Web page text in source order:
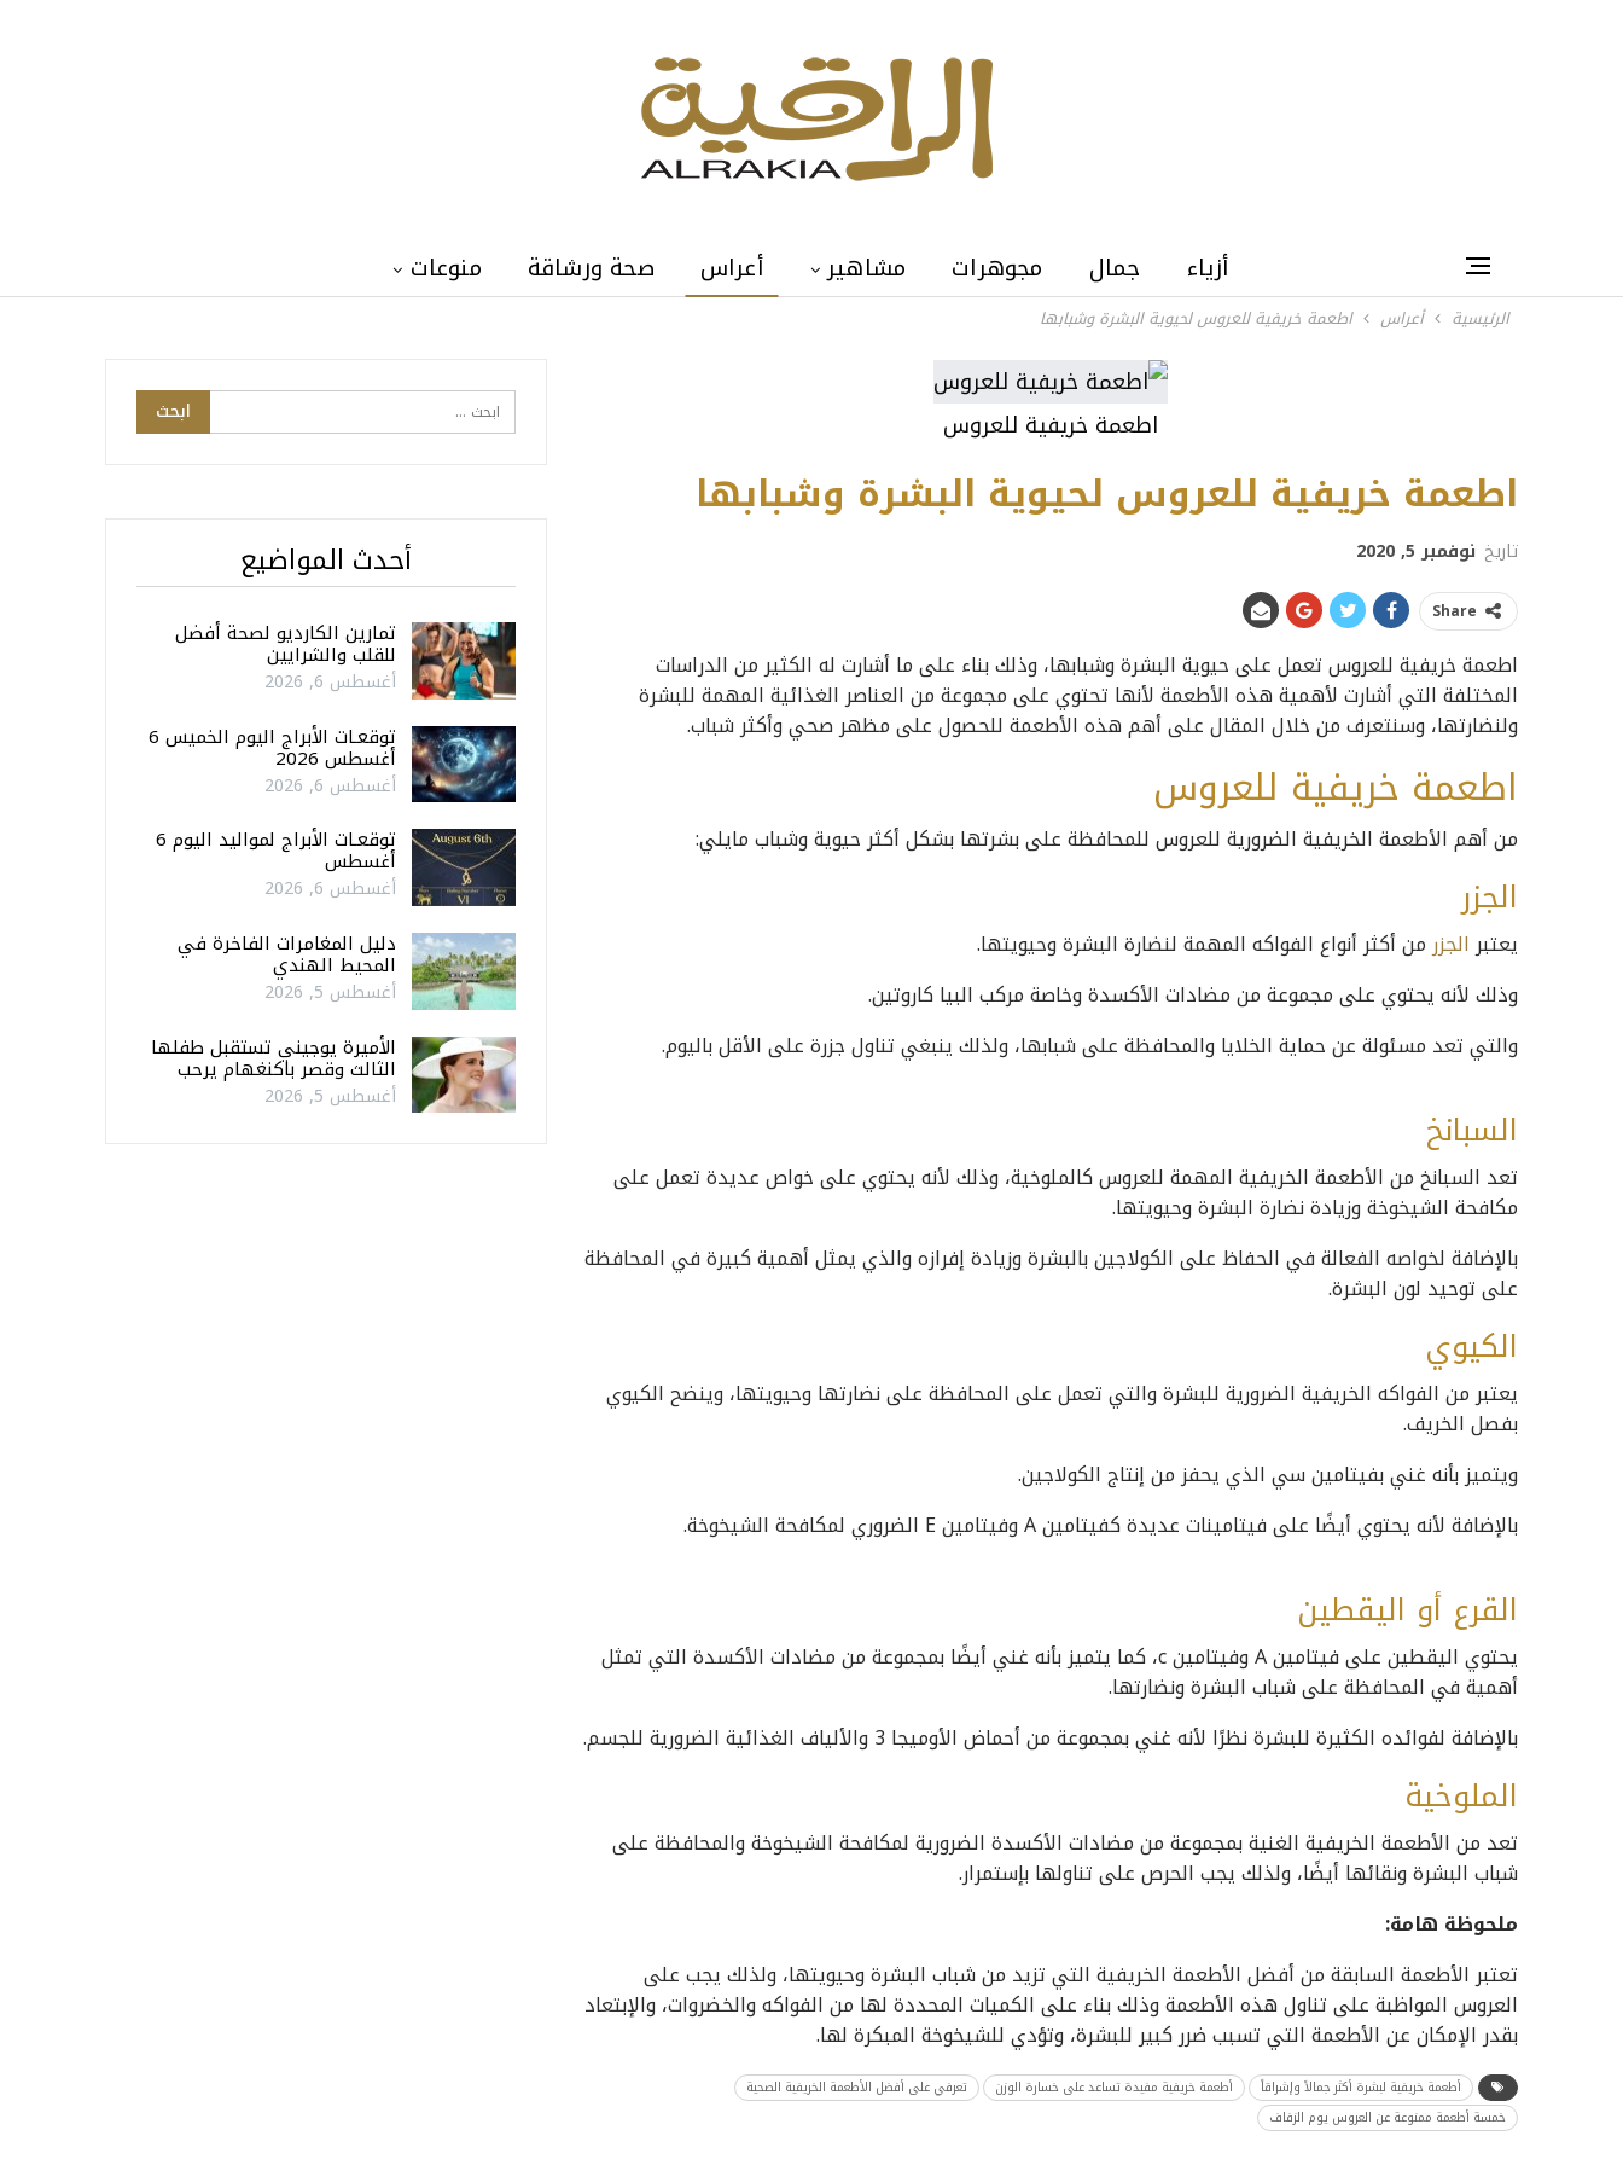
أزياء جمال مجوهرات مشاهير أعراس صحة ورشاقة منوعات
الرئيسية أعراس اطعمة خريفية للعروس لحيوية البشرة وشبابها
اطعمة خريفية للعروس
اطعمة خريفية للعروس لحيوية البشرة وشبابها
تاريخ نوفمبر 5, 2020
Share
اطعمة خريفية للعروس تعمل على حيوية البشرة وشبابها، وذلك بناء على ما أشارت له الكثير من الدراسات
المختلفة التي أشارت لأهمية هذه الأطعمة لأنها تحتوي على مجموعة من العناصر الغذائية المهمة للبشرة
ولنضارتها، وسنتعرف من خلال المقال على أهم هذه الأطعمة للحصول على مظهر صحي وأكثر شباب.
اطعمة خريفية للعروس
من أهم الأطعمة الخريفية الضرورية للعروس للمحافظة على بشرتها بشكل أكثر حيوية وشباب مايلي:
الجزر
يعتبر الجزرمن أكثر أنواع الفواكه المهمة لنضارة البشرة وحيويتها.
وذلك لأنه يحتوي على مجموعة من مضادات الأكسدة وخاصة مركب البيا كاروتين.
والتي تعد مسئولة عن حماية الخلايا والمحافظة على شبابها، ولذلك ينبغي تناول جزرة على الأقل باليوم.
السبانخ
تعد السبانخ من الأطعمة الخريفية المهمة للعروس كالملوخية، وذلك لأنه يحتوي على خواص عديدة تعمل على
مكافحة الشيخوخة وزيادة نضارة البشرة وحيويتها.
بالإضافة لخواصه الفعالة في الحفاظ على الكولاجين بالبشرة وزيادة إفرازه والذي يمثل أهمية كبيرة في المحافظة
على توحيد لون البشرة.
الكيوي
يعتبر من الفواكه الخريفية الضرورية للبشرة والتي تعمل على المحافظة على نضارتها وحيويتها، وينضح الكيوي
بفصل الخريف.
ويتميز بأنه غني بفيتامين سي الذي يحفز من إنتاج الكولاجين.
بالإضافة لأنه يحتوي أيضًا على فيتامينات عديدة كفيتامين A وفيتامين E الضروري لمكافحة الشيخوخة.
القرع أو اليقطين
يحتوي اليقطين على فيتامين A وفيتامين c، كما يتميز بأنه غني أيضًا بمجموعة من مضادات الأكسدة التي تمثل
أهمية في المحافظة على شباب البشرة ونضارتها.
بالإضافة لفوائده الكثيرة للبشرة نظرًا لأنه غني بمجموعة من أحماض الأوميجا 3 والألياف الغذائية الضرورية للجسم.
الملوخية
تعد من الأطعمة الخريفية الغنية بمجموعة من مضادات الأكسدة الضرورية لمكافحة الشيخوخة والمحافظة على
شباب البشرة ونقائها أيضًا، ولذلك يجب الحرص على تناولها بإستمرار.
ملحوظة هامة:
تعتبر الأطعمة السابقة من أفضل الأطعمة الخريفية التي تزيد من شباب البشرة وحيويتها، ولذلك يجب على
العروس المواظبة على تناول هذه الأطعمة وذلك بناء على الكميات المحددة لها من الفواكه والخضروات، والإبتعاد
بقدر الإمكان عن الأطعمة التي تسبب ضرر كبير للبشرة، وتؤدي للشيخوخة المبكرة لها.
أطعمة خريفية لبشرة أكثر جمالاً وإشراقاً أطعمة خريفية مفيدة تساعد على خسارة الوزن
تعرفي على أفضل الأطعمة الخريفية الصحية
خمسة أطعمة ممنوعة عن العروس يوم الزفاف
أحدث المواضيع
تمارين الكارديو لصحة أفضل
للقلب والشرايين
أغسطس 6, 2026
توقعـات الأبراج اليوم الخميس 6
أغسطس 2026
أغسطس 6, 2026
توقعـات الأبراج لمواليد اليوم 6
أغسطس
أغسطس 6, 2026
دليل المغامرات الفاخرة في
المحيط الهندي
أغسطس 5, 2026
الأميرة يوجيني تستقبل طفلها
الثالث وقصر باكنغهام يرحب
أغسطس 5, 2026